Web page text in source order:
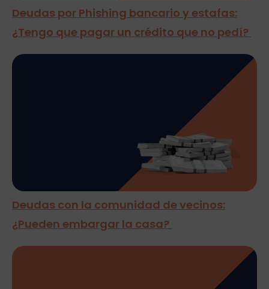
Deudas por Phishing bancario y estafas:
¿Tengo que pagar un crédito que no pedí?
Deudas con la comunidad de vecinos:
¿Pueden embargar la casa?